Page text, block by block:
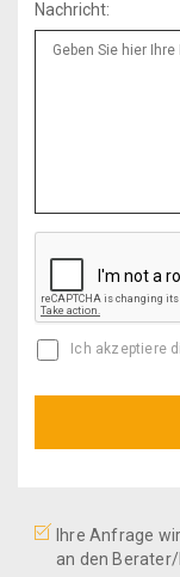
Nachricht:
Ich akzeptiere
Ihre Anfrage
an den